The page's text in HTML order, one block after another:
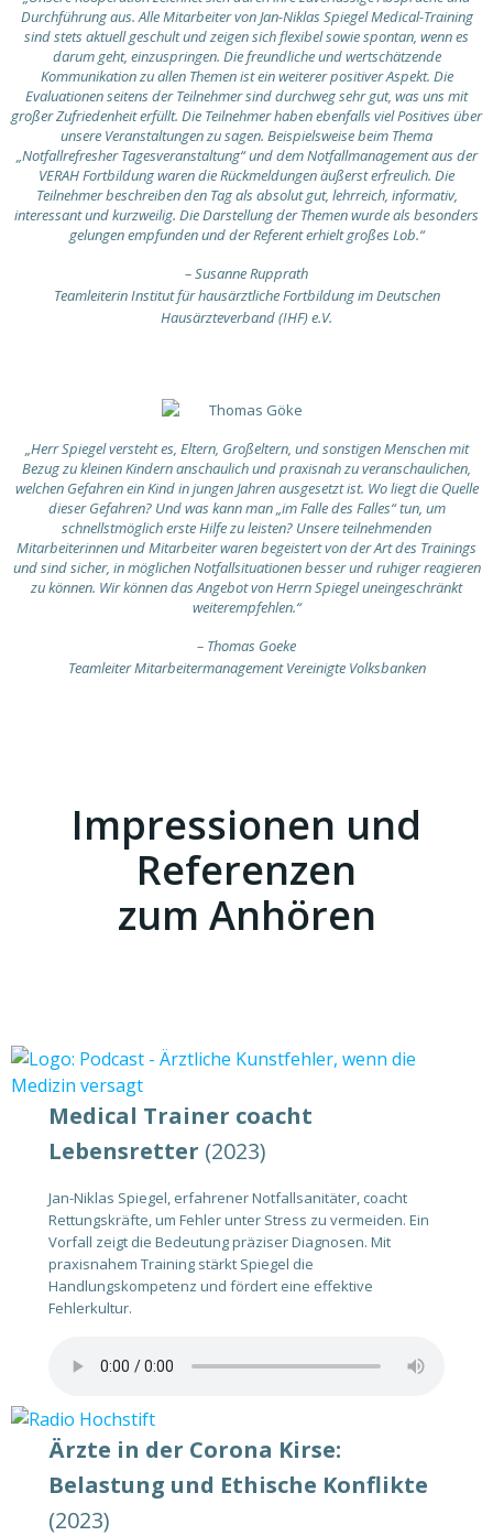
Durchführung aus. Alle Mitarbeiter von Jan-Niklas Spiegel Medical-Training
sind stets aktuell geschult und zeigen sich flexibel sowie spontan, wenn es
darum geht, einzuspringen. Die freundliche und wertschätzende
Kommunikation zu allen Themen ist ein weiterer positiver Aspekt. Die
Evaluationen seitens der Teilnehmer sind durchweg sehr gut, was uns mit
großer Zufriedenheit erfüllt. Die Teilnehmer haben ebenfalls viel Positives über
unsere Veranstaltungen zu sagen. Beispielsweise beim Thema
„Notfallrefresher Tagesveranstaltung“ und dem Notfallmanagement aus der
VERAH Fortbildung waren die Rückmeldungen äußerst erfreulich. Die
Teilnehmer beschreiben den Tag als absolut gut, lehrreich, informativ,
interessant und kurzweilig. Die Darstellung der Themen wurde als besonders
gelungen empfunden und der Referent erhielt großes Lob.“
– Susanne Rupprath
Teamleiterin Institut für hausärztliche Fortbildung im Deutschen
Hausärzteverband (IHF) e.V.
„Herr Spiegel versteht es, Eltern, Großeltern, und sonstigen Menschen mit
Bezug zu kleinen Kindern anschaulich und praxisnah zu veranschaulichen,
welchen Gefahren ein Kind in jungen Jahren ausgesetzt ist. Wo liegt die Quelle
dieser Gefahren? Und was kann man „im Falle des Falles“ tun, um
schnellstmöglich erste Hilfe zu leisten? Unsere teilnehmenden
Mitarbeiterinnen und Mitarbeiter waren begeistert von der Art des Trainings
und sind sicher, in möglichen Notfallsituationen besser und ruhiger reagieren
zu können. Wir können das Angebot von Herrn Spiegel uneingeschränkt
weiterempfehlen.“
– Thomas Goeke
Teamleiter Mitarbeitermanagement Vereinigte Volksbanken
Impressionen und
Referenzen
zum Anhören
Medical Trainer coacht
Lebensretter (2023)
Jan-Niklas Spiegel, erfahrener Notfallsanitäter, coacht
Rettungskräfte, um Fehler unter Stress zu vermeiden. Ein
Vorfall zeigt die Bedeutung präziser Diagnosen. Mit
praxisnahem Training stärkt Spiegel die
Handlungskompetenz und fördert eine effektive
Fehlerkultur.
Ärzte in der Corona Kirse:
Belastung und Ethische Konflikte
(2023)